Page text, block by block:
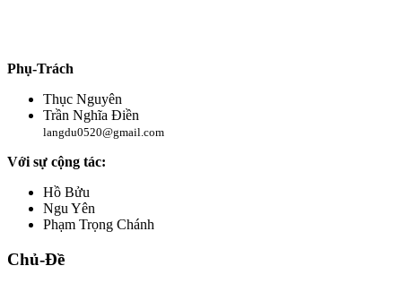
Phụ-Trách
Thục Nguyên
Trần Nghĩa Điền
langdu0520@gmail.com
Với sự cộng tác:
Hồ Bửu
Ngu Yên
Phạm Trọng Chánh
Chủ-Đề